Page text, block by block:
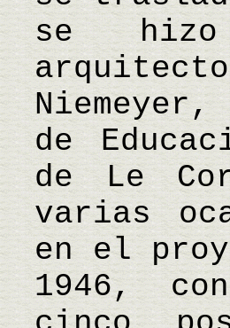
se
de
de Le
varias
en el
1946,